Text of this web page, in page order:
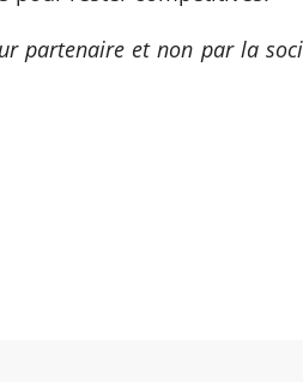
partenaire et non par la